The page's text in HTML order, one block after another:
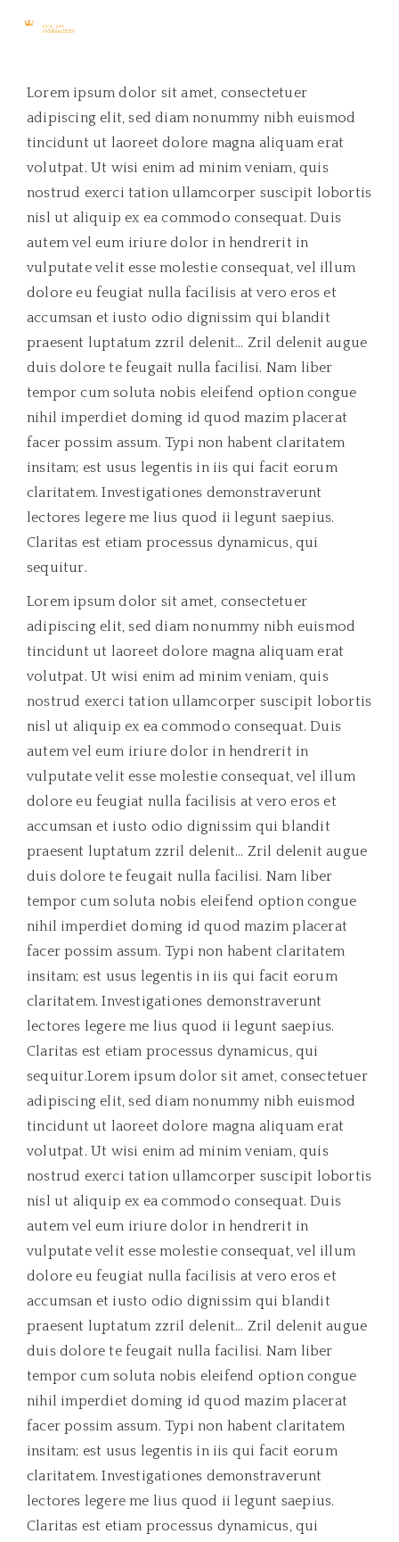
Lorem ipsum dolor sit amet, consectetuer
adipiscing elit, sed diam nonummy nibh euismod
tincidunt ut laoreet dolore magna aliquam erat
volutpat. Ut wisi enim ad minim veniam, quis
nostrud exerci tation ullamcorper suscipit lobortis
nisl ut aliquip ex ea commodo consequat. Duis
autem vel eum iriure dolor in hendrerit in
vulputate velit esse molestie consequat, vel illum
dolore eu feugiat nulla facilisis at vero eros et
accumsan et iusto odio dignissim qui blandit
praesent luptatum zzril delenit… Zril delenit augue
duis dolore te feugait nulla facilisi. Nam liber
tempor cum soluta nobis eleifend option congue
nihil imperdiet doming id quod mazim placerat
facer possim assum. Typi non habent claritatem
insitam; est usus legentis in iis qui facit eorum
claritatem. Investigationes demonstraverunt
lectores legere me lius quod ii legunt saepius.
Claritas est etiam processus dynamicus, qui
sequitur.
Lorem ipsum dolor sit amet, consectetuer
adipiscing elit, sed diam nonummy nibh euismod
tincidunt ut laoreet dolore magna aliquam erat
volutpat. Ut wisi enim ad minim veniam, quis
nostrud exerci tation ullamcorper suscipit lobortis
nisl ut aliquip ex ea commodo consequat. Duis
autem vel eum iriure dolor in hendrerit in
vulputate velit esse molestie consequat, vel illum
dolore eu feugiat nulla facilisis at vero eros et
accumsan et iusto odio dignissim qui blandit
praesent luptatum zzril delenit… Zril delenit augue
duis dolore te feugait nulla facilisi. Nam liber
tempor cum soluta nobis eleifend option congue
nihil imperdiet doming id quod mazim placerat
facer possim assum. Typi non habent claritatem
insitam; est usus legentis in iis qui facit eorum
claritatem. Investigationes demonstraverunt
lectores legere me lius quod ii legunt saepius.
Claritas est etiam processus dynamicus, qui
sequitur.Lorem ipsum dolor sit amet, consectetuer
adipiscing elit, sed diam nonummy nibh euismod
tincidunt ut laoreet dolore magna aliquam erat
volutpat. Ut wisi enim ad minim veniam, quis
nostrud exerci tation ullamcorper suscipit lobortis
nisl ut aliquip ex ea commodo consequat. Duis
autem vel eum iriure dolor in hendrerit in
vulputate velit esse molestie consequat, vel illum
dolore eu feugiat nulla facilisis at vero eros et
accumsan et iusto odio dignissim qui blandit
praesent luptatum zzril delenit… Zril delenit augue
duis dolore te feugait nulla facilisi. Nam liber
tempor cum soluta nobis eleifend option congue
nihil imperdiet doming id quod mazim placerat
facer possim assum. Typi non habent claritatem
insitam; est usus legentis in iis qui facit eorum
claritatem. Investigationes demonstraverunt
lectores legere me lius quod ii legunt saepius.
Claritas est etiam processus dynamicus, qui